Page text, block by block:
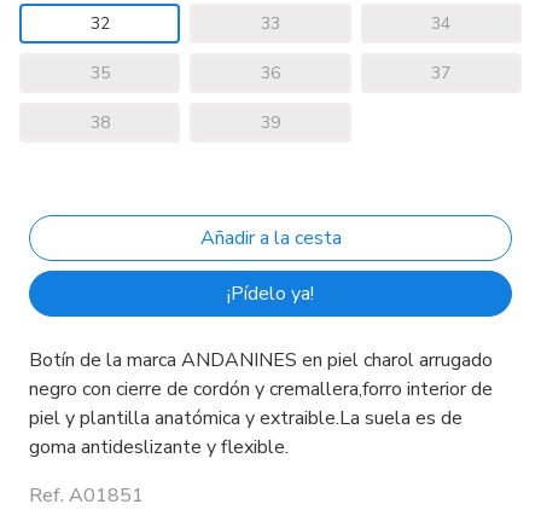
32 33 34
35 36 37
38 39
¡Pídelo ya!
Botín de la marca ANDANINES en piel charol arrugado
negro con cierre de cordón y cremallera,forro interior de
piel y plantilla anatómica y extraible.La suela es de
goma antideslizante y flexible.
Ref. A01851